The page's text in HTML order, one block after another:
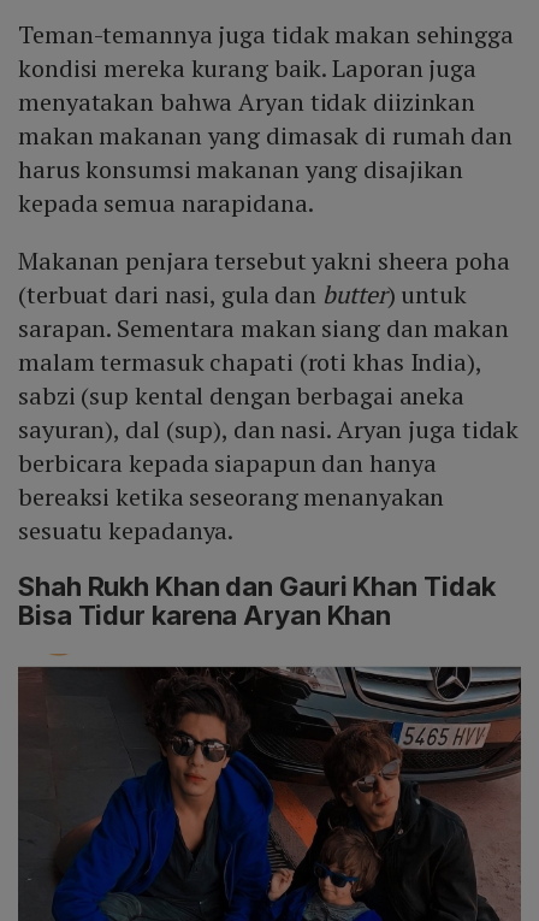
Teman-temannya juga tidak makan sehingga
kondisi mereka kurang baik. Laporan juga
menyatakan bahwa Aryan tidak diizinkan
makan makanan yang dimasak di rumah dan
harus konsumsi makanan yang disajikan
kepada semua narapidana.
Makanan penjara tersebut yakni sheera poha
(terbuat dari nasi, gula dan butter) untuk
sarapan. Sementara makan siang dan makan
malam termasuk chapati (roti khas India),
sabzi (sup kental dengan berbagai aneka
sayuran), dal (sup), dan nasi. Aryan juga tidak
berbicara kepada siapapun dan hanya
bereaksi ketika seseorang menanyakan
sesuatu kepadanya.
Shah Rukh Khan dan Gauri Khan Tidak
Bisa Tidur karena Aryan Khan